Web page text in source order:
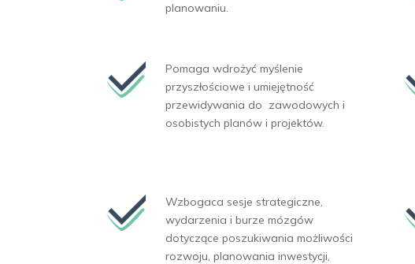
planowaniu.
Pomaga wdrożyć myślenie
przyszłościowe i umiejętność
przewidywania do zawodowych i
osobistych planów i projektów.
Wzbogaca sesje strategiczne,
wydarzenia i burze mózgów
dotyczące poszukiwania możliwości
rozwoju, planowania inwestycji,